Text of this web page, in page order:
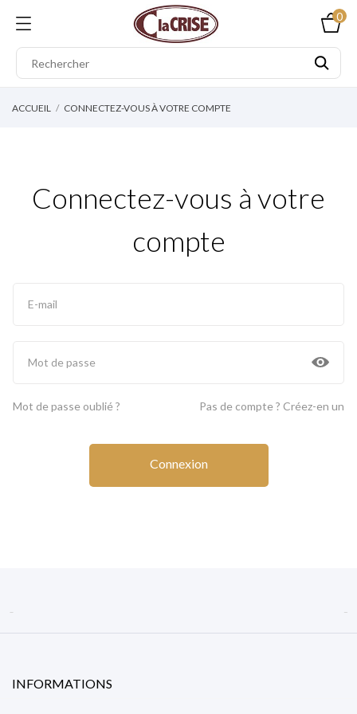
0
ACCUEIL CONNECTEZ-VOUS À VOTRE COMPTE
Connectez-vous à votre
compte
Mot de passe oublié ? Pas de compte ? Créez-en un
Connexion
 
INFORMATIONS